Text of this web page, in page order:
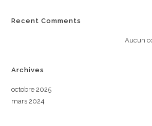
Recent Comments
Aucun
Archives
octobre 2025
mars 2024